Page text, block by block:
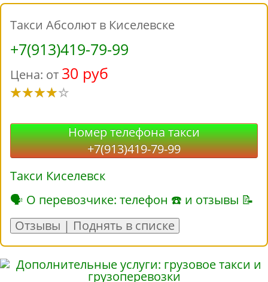
Такси Абсолют в Киселевске
+7(913)419-79-99
Цена: от 30 руб
Номер телефона такси
+7(913)419-79-99
Такси Киселевск
🗣 О перевозчике: телефон ☎ и отзывы 📝
Отзывы | Поднять в списке